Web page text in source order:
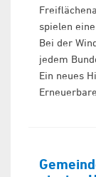
spielen
Bei der
jedem
Ein neues